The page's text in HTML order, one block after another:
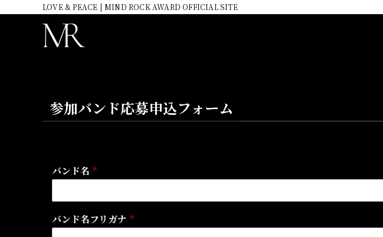
LOVE & PEACE | MIND ROCK AWARD OFFICIAL SITE
参加バンド応募申込フォーム
バンド名 *
バンド名フリガナ *